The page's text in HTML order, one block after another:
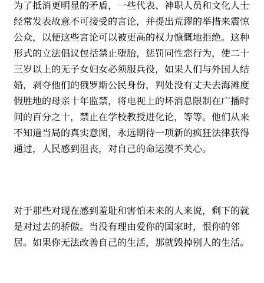
为了抵消更明显的矛盾，一些代表、神职人员和文化人士
经常发表故意不可接受的言论，并提出荒谬的举措来震惊
公众，以便这些言论可以被更高的权力慷慨地拒绝。这种
形式的立法倡议包括禁止堕胎，惩罚同性恋行为，使二十
三岁以上的无子女妇女必须服兵役，如果人们与外国人结
婚，剥夺他们的俄罗斯公民身份，判处没有丈夫去海滩度
假胜地的母亲十年监禁，将电视上的坏消息限制在广播时
间的百分之十，禁止在学校教授进化论，等等。他们从来
不知道当局的真实意图，永远期待一项新的疯狂法律获得
通过，人民感到沮丧，对自己的命运漠不关心。
对于那些对现在感到羞耻和害怕未来的人来说，剩下的就
是对过去的骄傲。当没有理由爱你的国家时，恨你的邻
居。如果你无法改善自己的生活，那就毁掉别人的生活。